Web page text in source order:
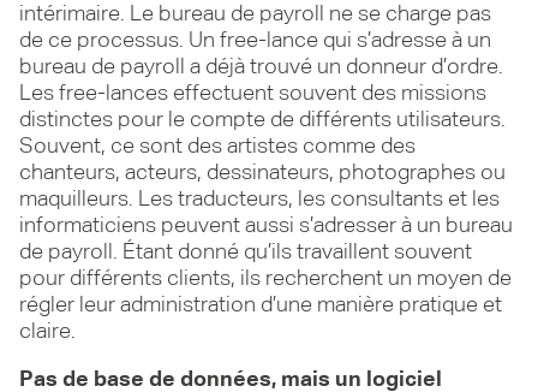
intérimaire. Le bureau de payroll ne se charge pas
de ce processus. Un free-lance qui s’adresse à un
bureau de payroll a déjà trouvé un donneur d’ordre.
Les free-lances effectuent souvent des missions
distinctes pour le compte de différents utilisateurs.
Souvent, ce sont des artistes comme des
chanteurs, acteurs, dessinateurs, photographes ou
maquilleurs. Les traducteurs, les consultants et les
informaticiens peuvent aussi s’adresser à un bureau
de payroll. Étant donné qu’ils travaillent souvent
pour différents clients, ils recherchent un moyen de
régler leur administration d’une manière pratique et
claire.
Pas de base de données, mais un logiciel